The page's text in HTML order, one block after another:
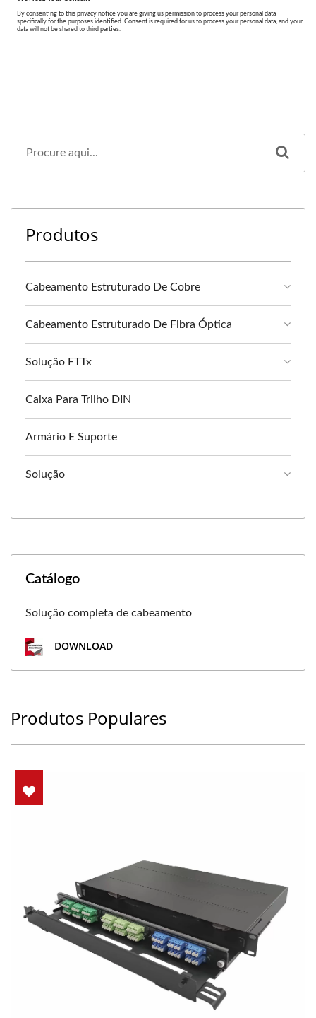
Produtos
Cabeamento Estruturado De Cobre
Cabeamento Estruturado De Fibra Óptica
Solução FTTx
Caixa Para Trilho DIN
Armário E Suporte
Solução
Catálogo
Solução completa de cabeamento
DOWNLOAD
Produtos Populares